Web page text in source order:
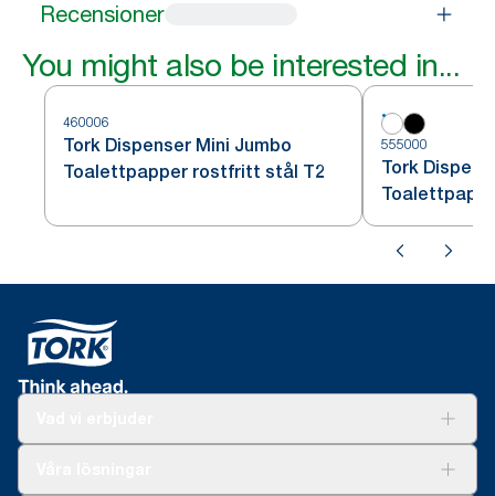
Recensioner
You might also be interested in...
460006
Tork Dispenser Mini Jumbo
Toalettpapper rostfritt stål T2
555000
Tork